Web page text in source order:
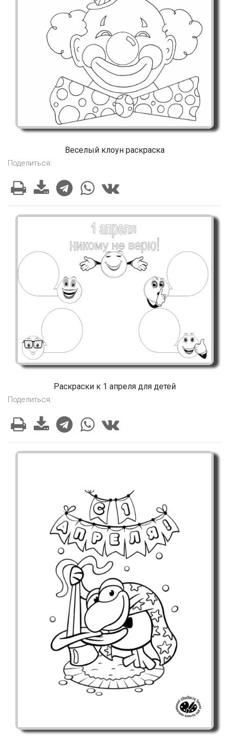
Веселый клоун раскраска
Поделиться:
Раскраски к 1 апреля для детей
Поделиться: